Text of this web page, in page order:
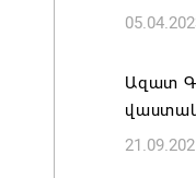
TRIP
Ազատ